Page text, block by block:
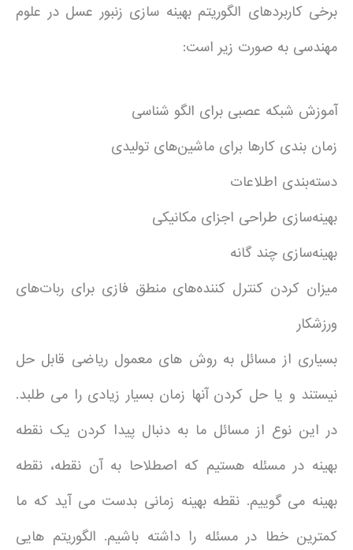
برخی کاربردهای الگوریتم بهینه سازی زنبور عسل در علوم
مهندسی به صورت زیر است:
آموزش شبکه عصبی برای الگو شناسی
زمان بندی کارها برای ماشین‌های تولیدی
دسته‌بندی اطلاعات
بهینه‌سازی طراحی اجزای مکانیکی
بهینه‌سازی چند گانه
میزان کردن کنترل کننده‌های منطق فازی برای ربات‌های
ورزشکار
بسیاری از مسائل به روش های معمول ریاضی قابل حل
نیستند و یا حل کردن آنها زمان بسیار زیادی را می طلبد.
در این نوع از مسائل ما به دنبال پیدا کردن یک نقطه
بهینه در مسئله هستیم که اصطلاحا به آن نقطه، نقطه
بهینه می گوییم. نقطه بهینه زمانی بدست می آید که ما
کمترین خطا در مسئله را داشته باشیم. الگوریتم هایی